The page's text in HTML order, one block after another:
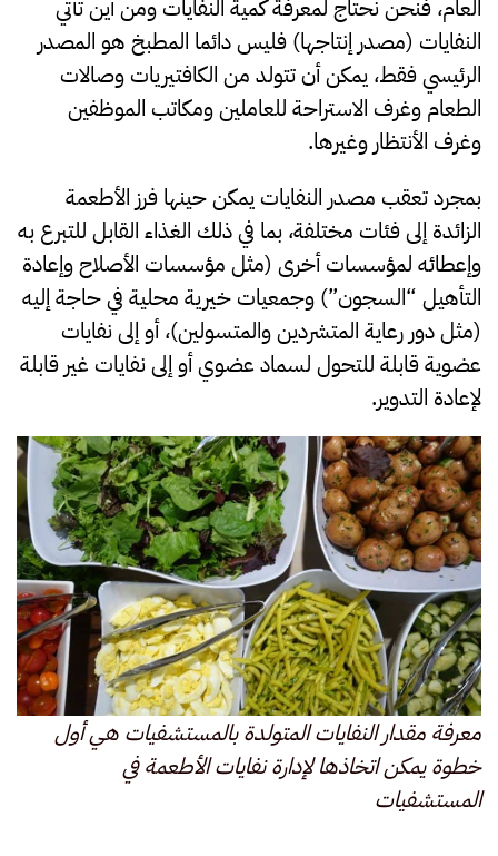
العام، فنحن نحتاج لمعرفة كمية النفايات ومن أين تأتي
النفايات (مصدر إنتاجها) فليس دائما المطبخ هو المصدر
الرئيسي فقط، يمكن أن تتولد من الكافتيريات وصالات
الطعام وغرف الاستراحة للعاملين ومكاتب الموظفين
وغرف الأنتظار وغيرها.
بمجرد تعقب مصدر النفايات يمكن حينها فرز الأطعمة
الزائدة إلى فئات مختلفة، بما في ذلك الغذاء القابل للتبرع به
وإعطائه لمؤسسات أخرى (مثل مؤسسات الأصلاح وإعادة
التأهيل “السجون”) وجمعيات خيرية محلية في حاجة إليه
(مثل دور رعاية المتشردين والمتسولين)، أو إلى نفايات
عضوية قابلة للتحول لسماد عضوي أو إلى نفايات غير قابلة
لإعادة التدوير.
معرفة مقدار النفايات المتولدة بالمستشفيات هي أول
خطوة يمكن اتخاذها لإدارة نفايات الأطعمة في
المستشفيات